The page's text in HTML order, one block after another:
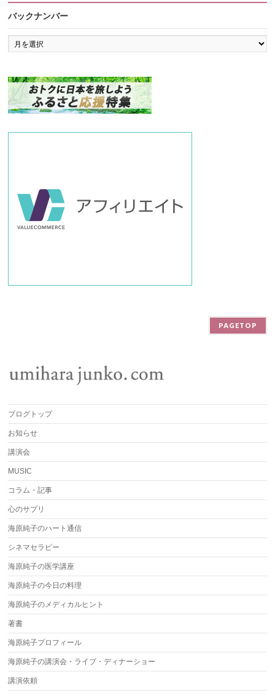
バックナンバー
バ
ッ
ン
バ
ー
PAGETOP
ブログトップ
お知らせ
講演会
MUSIC
コラム・記事
心のサプリ
海原純子のハート通信
シネマセラピー
海原純子の医学講座
海原純子の今日の料理
海原純子のメディカルヒント
著書
海原純子プロフィール
海原純子の講演会・ライブ・ディナーショー
講演依頼